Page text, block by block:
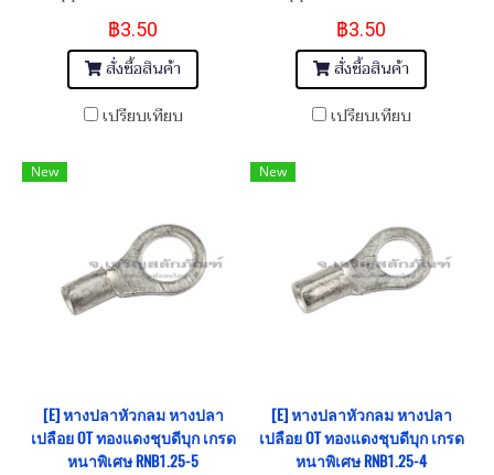
฿3.50
สั่งซื้อสินค้า
เปรียบเทียบ
฿3.50
สั่งซื้อสินค้า
เปรียบเทียบ
New
[E] หางปลาหัวกลม หางปลา
เปลือย OT ทองแดงชุบดีบุก เกรด
หนาพิเศษ RNB1.25-5
New
[E] หางปลาหัวกลม หางปลา
เปลือย OT ทองแดงชุบดีบุก เกรด
หนาพิเศษ RNB1.25-4